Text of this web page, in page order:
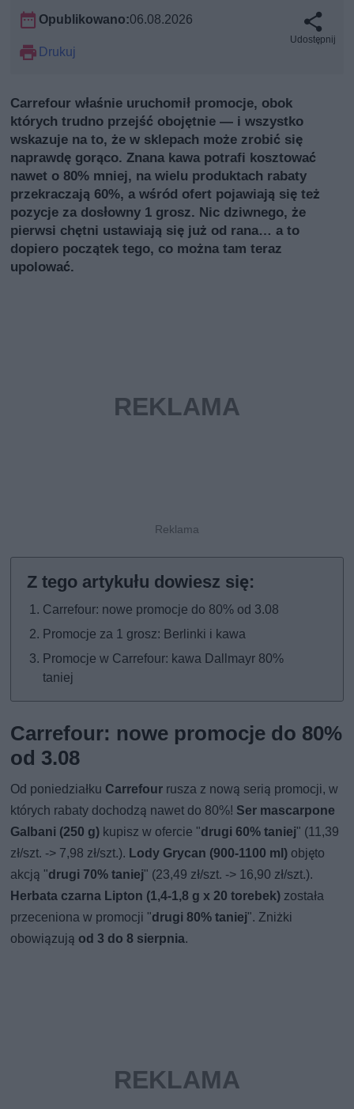
Opublikowano:06.08.2026
Drukuj
Udostępnij
Carrefour właśnie uruchomił promocje, obok
których trudno przejść obojętnie — i wszystko
wskazuje na to, że w sklepach może zrobić się
naprawdę gorąco. Znana kawa potrafi kosztować
nawet o 80% mniej, na wielu produktach rabaty
przekraczają 60%, a wśród ofert pojawiają się też
pozycje za dosłowny 1 grosz. Nic dziwnego, że
pierwsi chętni ustawiają się już od rana… a to
dopiero początek tego, co można tam teraz
upolować.
Carrefour: nowe promocje do 80% od 3.08
Promocje za 1 grosz: Berlinki i kawa
Promocje w Carrefour: kawa Dallmayr 80%
taniej
Carrefour: nowe promocje do 80%
od 3.08
Od poniedziałku Carrefour rusza z nową serią promocji, w
których rabaty dochodzą nawet do 80%! Ser mascarpone
Galbani (250 g) kupisz w ofercie "drugi 60% taniej" (11,39
zł/szt. -> 7,98 zł/szt.). Lody Grycan (900-1100 ml) objęto
akcją "drugi 70% taniej" (23,49 zł/szt. -> 16,90 zł/szt.).
Herbata czarna Lipton (1,4-1,8 g x 20 torebek) została
przeceniona w promocji "drugi 80% taniej". Zniżki
obowiązują od 3 do 8 sierpnia.